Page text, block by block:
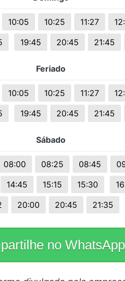
10:05 10:25 11:27
19:45 20:45 21:45
Feriado
10:05 10:25 11:27
19:45 20:45 21:45
Sábado
08:00 08:25 08:45
14:45 15:15 15:30
20:00 20:45 21:35
no